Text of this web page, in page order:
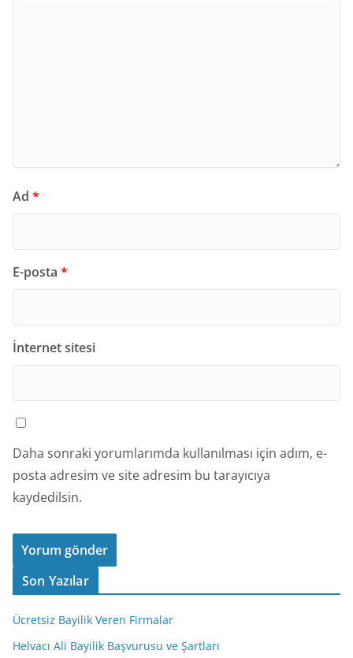
Ad *
E-posta *
İnternet sitesi
Daha sonraki yorumlarımda kullanılması için adım, e-
posta adresim ve site adresim bu tarayıcıya
kaydedilsin.
Son Yazılar
Ücretsiz Bayilik Veren Firmalar
Helvacı Ali Bayilik Başvurusu ve Şartları